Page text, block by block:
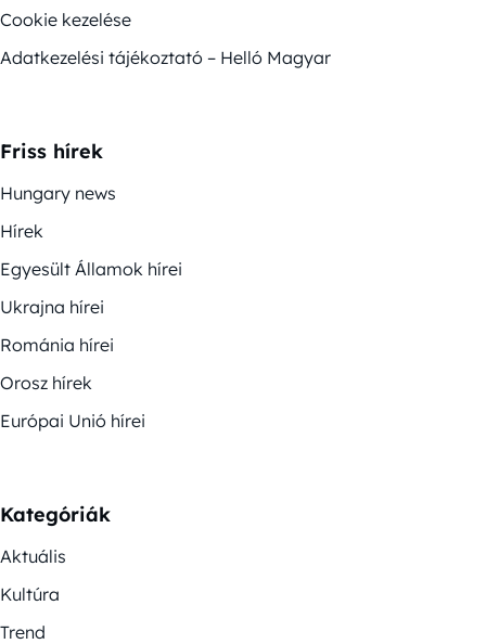
Cookie kezelése
Adatkezelési tájékoztató – Helló Magyar
Friss hírek
Hungary news
Hírek
Egyesült Államok hírei
Ukrajna hírei
Románia hírei
Orosz hírek
Európai Unió hírei
Kategóriák
Aktuális
Kultúra
Trend